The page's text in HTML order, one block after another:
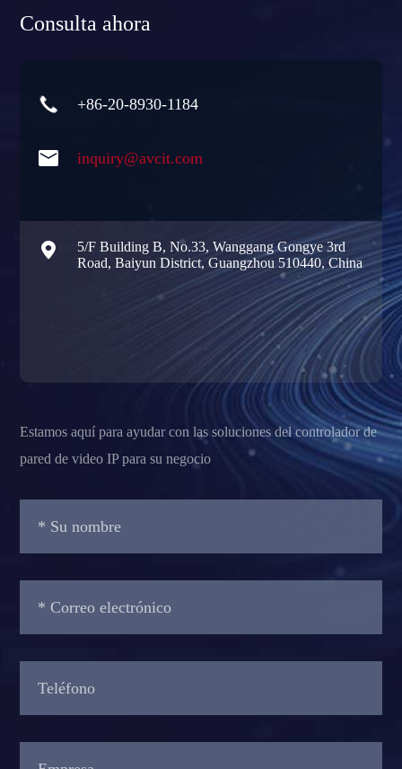
Consulta ahora
Estamos aquí para ayudar con las soluciones del controlador de
pared de video IP para su negocio
 +86-20-8930-1184
 inquiry@avcit.com

5/F Building B, No.33, Wanggang Gongye 3rd
Road, Baiyun District, Guangzhou 510440, China